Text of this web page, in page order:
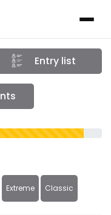
Entry list
Extreme Classic